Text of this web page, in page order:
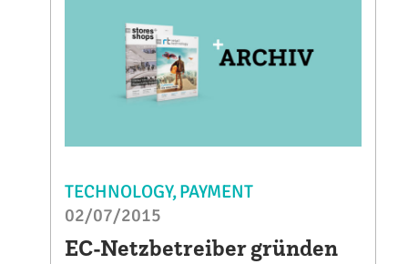
TECHNOLOGY PAYMENT
02/07/2015
EC-Netzbetreiber gründen